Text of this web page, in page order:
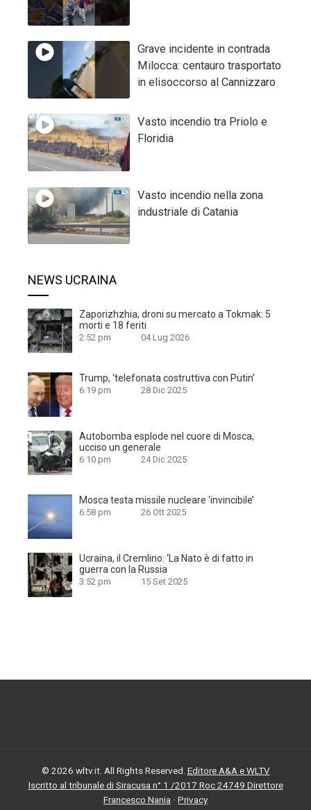
Grave incidente in contrada
Milocca: centauro trasportato
in elisoccorso al Cannizzaro
Vasto incendio tra Priolo e
Floridia
Vasto incendio nella zona
industriale di Catania
NEWS UCRAINA
Zaporizhzhia, droni su mercato a Tokmak: 5
morti e 18 feriti
2:52 pm 04 Lug 2026
Trump, ‘telefonata costruttiva con Putin’
6:19 pm 28 Dic 2025
Autobomba esplode nel cuore di Mosca,
ucciso un generale
6:10 pm 24 Dic 2025
Mosca testa missile nucleare ‘invincibile’
6:58 pm 26 Ott 2025
Ucraina, il Cremlino: ‘La Nato è di fatto in
guerra con la Russia
3:52 pm 15 Set 2025
© 2026 wltv.it. All Rights Reserved. Editore A&A e WLTV
Iscritto al tribunale di Siracusa n° 1 /2017 Roc 24749 Direttore
Francesco Nania · Privacy